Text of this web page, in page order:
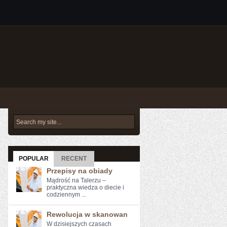
POPULAR RECENT
Przepisy na obiady
Mądrość na Talerzu –
praktyczna wiedza o diecie i
codziennym ...
Rewolucja w skanowan
W dzisiejszych czasach